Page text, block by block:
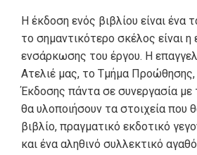
Η έκδοση ενός βιβλίου είναι ένα
το σημαντικότερο σκέλος είναι η
ενσάρκωσης του έργου. Η
Ατελιέ μας, το Τμήμα
Έκδοσης πάντα σε συνεργασία
θα υλοποιήσουν τα στοιχεία που
βιβλίο, πραγματικό εκδοτικό
και ένα αληθινό συλλεκτικό